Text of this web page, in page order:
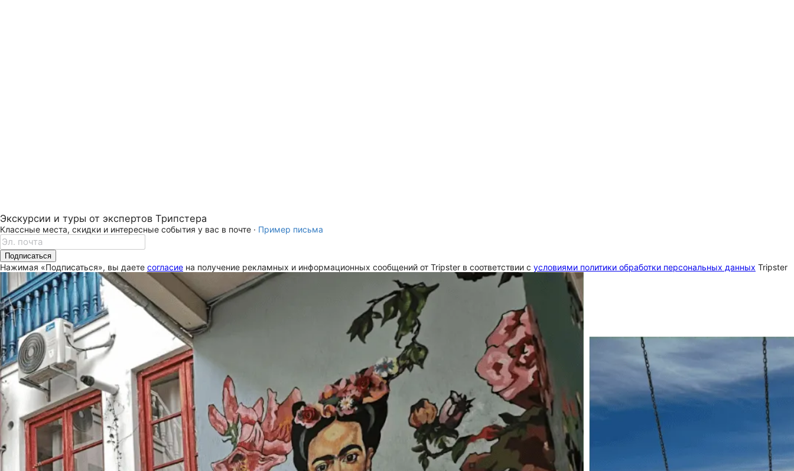
Экскурсии и туры от экспертов Трипстера
Классные места, скидки и интересные события у вас в почте · Пример письма
Подписаться
Нажимая «Подписаться», вы даете согласие на получение рекламных и информационных сообщений от Tripster в соответствии c условиями политики обработки персональных данных Tripster